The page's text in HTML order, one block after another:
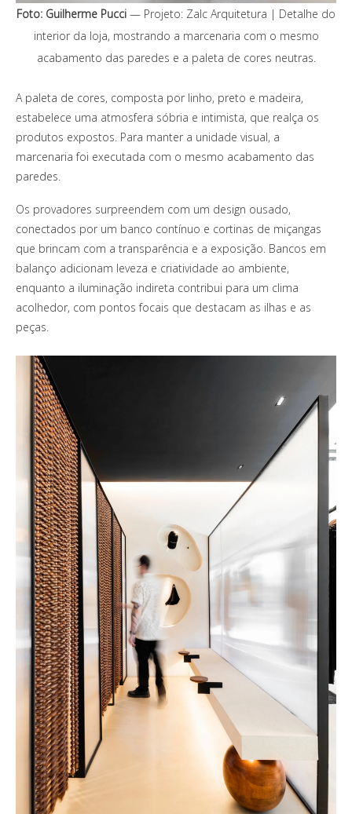
Foto: Guilherme Pucci — Projeto: Zalc Arquitetura | Detalhe do
interior da loja, mostrando a marcenaria com o mesmo
acabamento das paredes e a paleta de cores neutras.
A paleta de cores, composta por linho, preto e madeira,
estabelece uma atmosfera sóbria e intimista, que realça os
produtos expostos. Para manter a unidade visual, a
marcenaria foi executada com o mesmo acabamento das
paredes.
Os provadores surpreendem com um design ousado,
conectados por um banco contínuo e cortinas de miçangas
que brincam com a transparência e a exposição. Bancos em
balanço adicionam leveza e criatividade ao ambiente,
enquanto a iluminação indireta contribui para um clima
acolhedor, com pontos focais que destacam as ilhas e as
peças.